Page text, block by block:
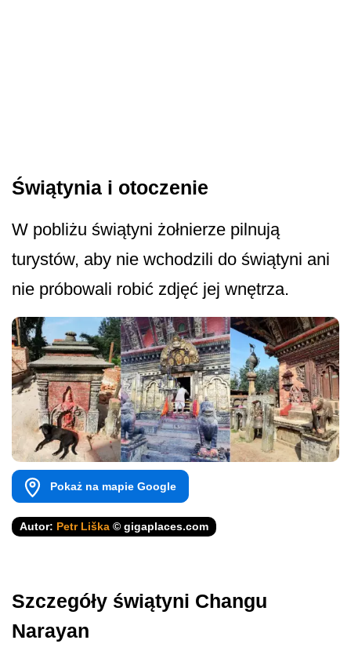
Świątynia i otoczenie
W pobliżu świątyni żołnierze pilnują
turystów, aby nie wchodzili do świątyni ani
nie próbowali robić zdjęć jej wnętrza.
Pokaż na mapie Google
Autor: Petr Liška © gigaplaces.com
Szczegóły świątyni Changu
Narayan